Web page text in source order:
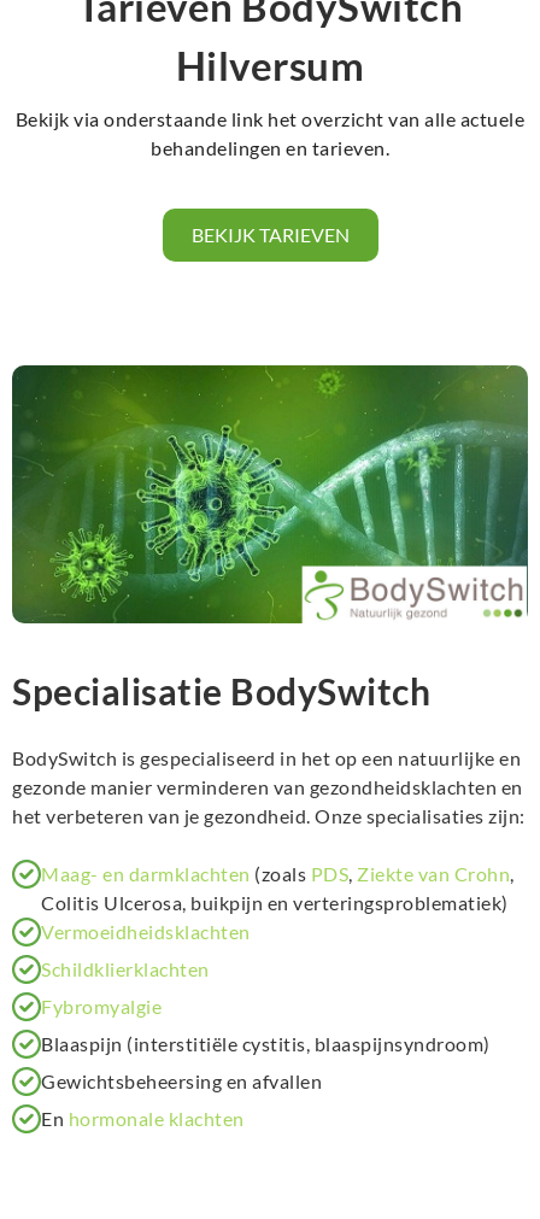
Hilversum
Bekijk via onderstaande link het overzicht van alle actuele
behandelingen en tarieven.
BEKIJK TARIEVEN
Specialisatie BodySwitch
BodySwitch is gespecialiseerd in het op een natuurlijke en
gezonde manier verminderen van gezondheidsklachten en
het verbeteren van je gezondheid. Onze specialisaties zijn:
Maag- en darmklachten (zoals PDS, Ziekte van Crohn,
Colitis Ulcerosa, buikpijn en verteringsproblematiek)
Vermoeidheidsklachten
Schildklierklachten
Fybromyalgie
Blaaspijn (interstitiële cystitis, blaaspijnsyndroom)
Gewichtsbeheersing en afvallen
En hormonale klachten